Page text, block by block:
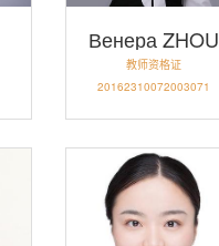
Венера ZHOU
教师资格证
20162310072003071